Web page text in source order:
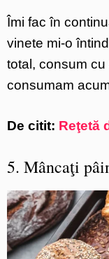
Îmi fac în
vinete mi-o
total, consum
consumam
De citit: Reţetă
5. Mâncaţi